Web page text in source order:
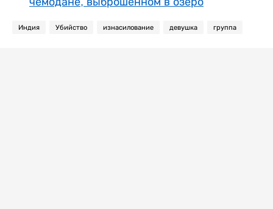
Индия Убийство изнасилование девушка группа